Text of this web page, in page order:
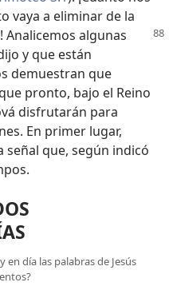
vaya a eliminar de la
Analicemos algunas
y que están
demuestran que
pronto, bajo el Reino
disfrutarán para
En primer lugar,
señal que, según indicó
en día las palabras de Jesús